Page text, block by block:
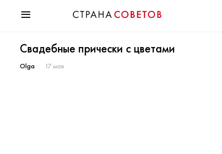
Мода
Звезды
Свадебные прически с цветами
Olga 17 мая